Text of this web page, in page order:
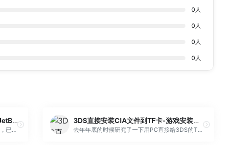
0 人
0 人
0 人
0 人
JetBot系列教程之系统安装和配置 – JetBot系列教程 微雪课堂
NVIDIA为JetBot项目提供了一个jetBot镜像，已经预装了项目的基本资源和相关示例程序。用户可以直接下载安装。 ,微雪课堂
3DS直接安装CIA文件到TF卡-游戏安装速度提升15倍【更新图形界面】
去年年底的时候研究了一下用PC直接给3DS的TF卡直接安装CIA文件这种高端的骚操作，虽然步骤比较繁琐，还是命令行方式的，而且还是需要部署Python环境